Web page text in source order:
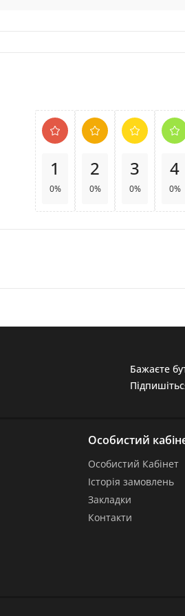
1
0%
2
0%
3
0%
4
0%
Бажаєте
Особистий
Особистий Кабінет
Історія замовлень
Закладки
Контакти